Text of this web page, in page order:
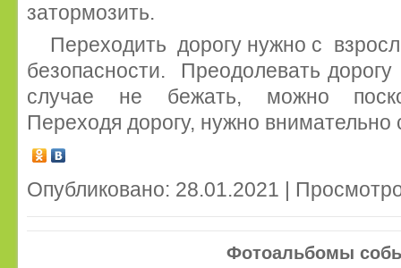
затормозить.
Переходить дорогу нужно с
безопасности. Преодолевать
случае не бежать, можно
Переходя дорогу, нужно внимательно
Опубликовано: 28.01.2021 |
Фотоальбомы